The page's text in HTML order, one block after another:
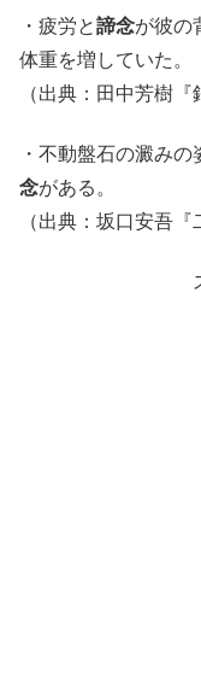
・疲労と諦念が彼の
体重を増していた。
（出典：田中芳樹『
・不動盤石の澱み
念がある。
（出典：坂口安吾『